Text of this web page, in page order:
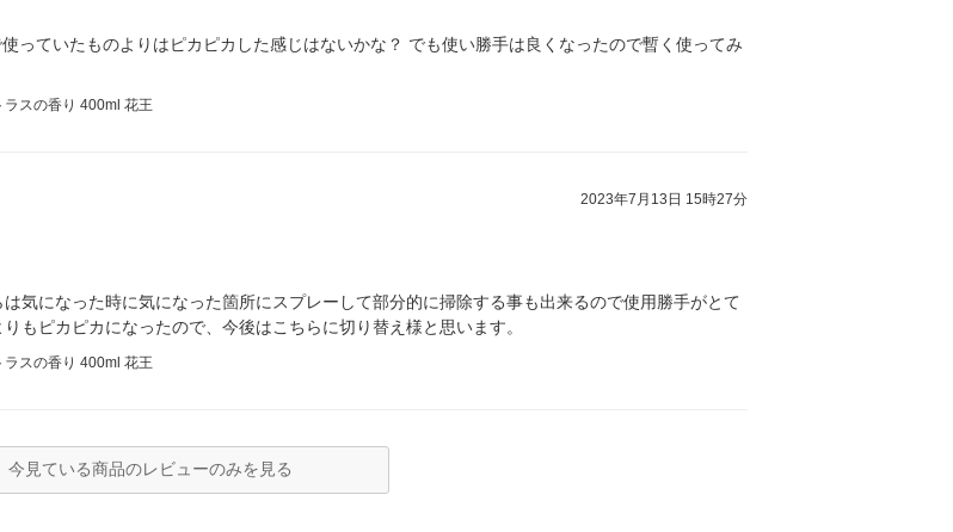
っていたものよりはピカピカした感じはないかな？ でも使い勝手は良くなったので暫く使ってみ
スの香り 400ml 花王
2023年7月13日 15時27分
気になった時に気になった箇所にスプレーして部分的に掃除する事も出来るので使用勝手がとて
もピカピカになったので、今後はこちらに切り替え様と思います。
スの香り 400ml 花王
今見ている商品のレビューのみを見る